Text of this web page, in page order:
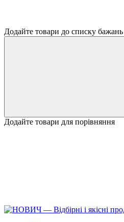
Додайте товари до списку бажань
Додайте товари для порівняння